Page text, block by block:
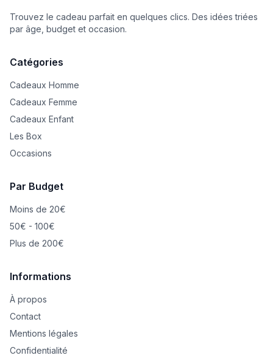
Trouvez le cadeau parfait en quelques clics. Des idées triées
par âge, budget et occasion.
Catégories
Cadeaux Homme
Cadeaux Femme
Cadeaux Enfant
Les Box
Occasions
Par Budget
Moins de 20€
50€ - 100€
Plus de 200€
Informations
À propos
Contact
Mentions légales
Confidentialité